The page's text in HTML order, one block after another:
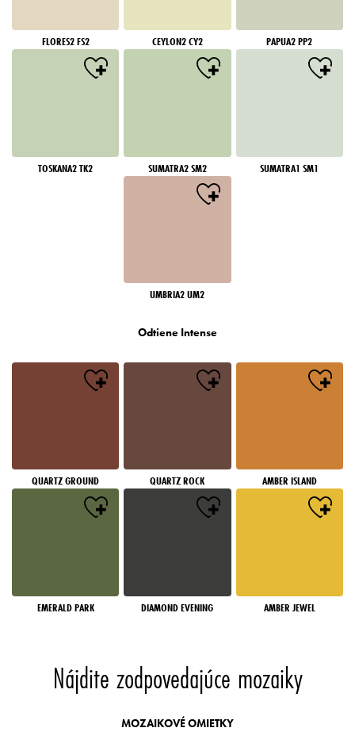
FLORES2 FS2 CEYLON2 CY2 PAPUA2 PP2
TOSKANA2 TK2 SUMATRA2 SM2 SUMATRA1 SM1
UMBRIA2 UM2
Odtiene Intense
QUARTZ GROUND QUARTZ ROCK AMBER ISLAND
EMERALD PARK DIAMOND EVENING AMBER JEWEL
Nájdite zodpovedajúce mozaiky
MOZAIKOVÉ OMIETKY